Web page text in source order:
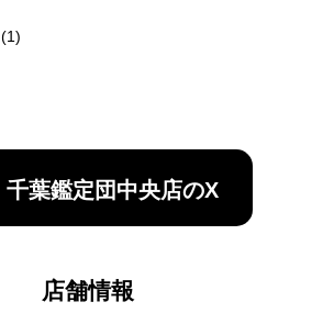
(1)
千葉鑑定団中央店のX
店舗情報